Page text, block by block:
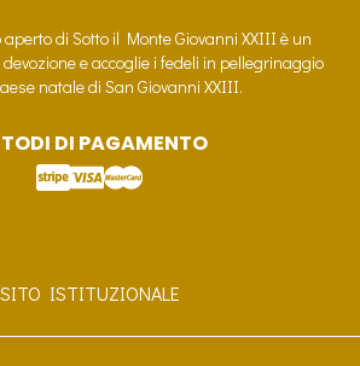
di Sotto il Monte Giovanni XXIII è un
e accoglie i fedeli in pellegrinaggio
natale di San Giovanni XXIII.
DI PAGAMENTO
SITO ISTITUZIONALE